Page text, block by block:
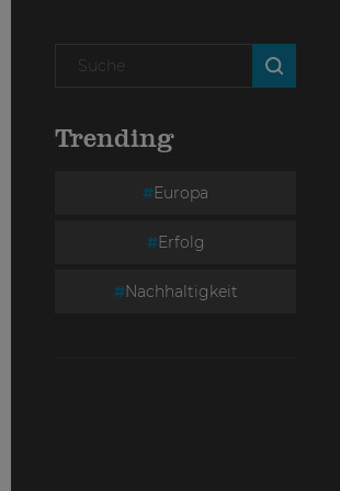
Trending
Europa
Erfolg
Nachhaltigkeit